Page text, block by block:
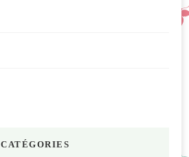
CATÉGORIES